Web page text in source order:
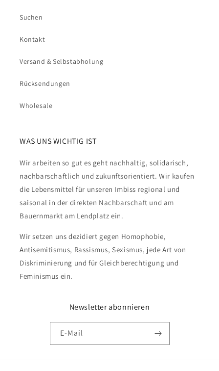
Suchen
Kontakt
Versand & Selbstabholung
Rücksendungen
Wholesale
WAS UNS WICHTIG IST
Wir arbeiten so gut es geht nachhaltig, solidarisch,
nachbarschaftlich und zukunftsorientiert. Wir kaufen
die Lebensmittel für unseren Imbiss regional und
saisonal in der direkten Nachbarschaft und am
Bauernmarkt am Lendplatz ein.
Wir setzen uns dezidiert gegen Homophobie,
Antisemitismus, Rassismus, Sexismus, jede Art von
Diskriminierung und für Gleichberechtigung und
Feminismus ein.
Newsletter abonnieren
E-Mail